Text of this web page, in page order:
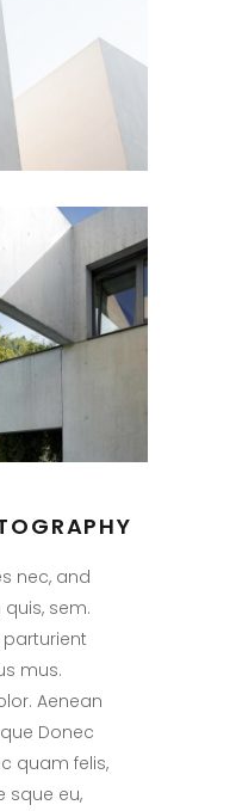
nec, and
sem.
mus.
Aenean
Donec
quam felis,
sque eu,